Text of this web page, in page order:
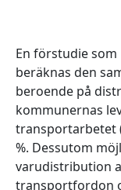
En förstudie
beräknas den
beroende på
kommunernas
transportarbetet
%. Dessutom
varudistribution
transportfordon